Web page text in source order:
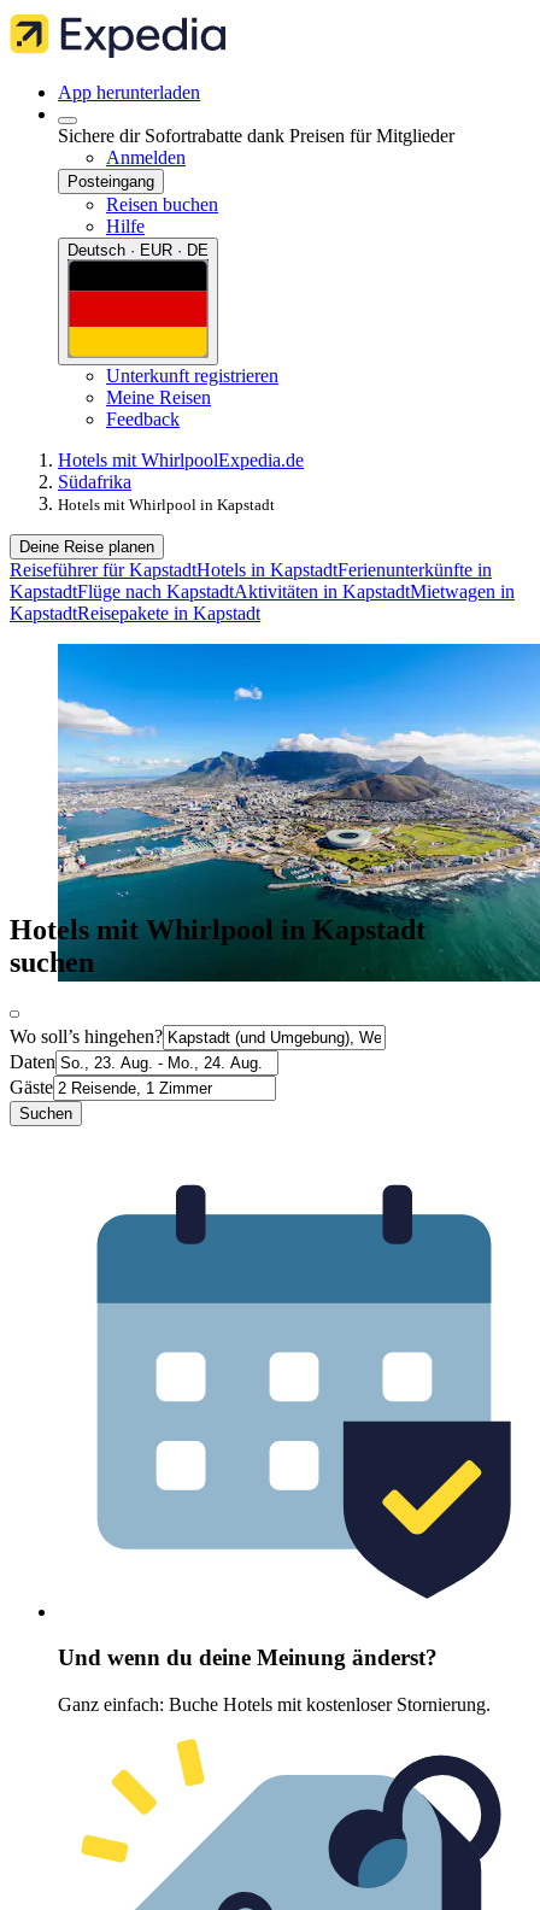
App herunterladen
Sichere dir Sofortrabatte dank Preisen für Mitglieder
Anmelden
Posteingang
Reisen buchen
Hilfe
Deutsch · EUR · DE
Unterkunft registrieren
Meine Reisen
Feedback
Hotels mit WhirlpoolExpedia.de
Südafrika
Hotels mit Whirlpool in Kapstadt
Deine Reise planen
Reiseführer für KapstadtHotels in KapstadtFerienunterkünfte in
KapstadtFlüge nach KapstadtAktivitäten in KapstadtMietwagen in
KapstadtReisepakete in Kapstadt
Hotels mit Whirlpool in Kapstadt
suchen
Wo soll’s hingehen?
Daten
Gäste
Suchen
Und wenn du deine Meinung änderst?
Ganz einfach: Buche Hotels mit kostenloser Stornierung.